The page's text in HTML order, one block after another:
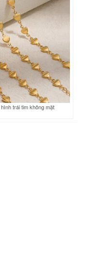
trái tim không mặt